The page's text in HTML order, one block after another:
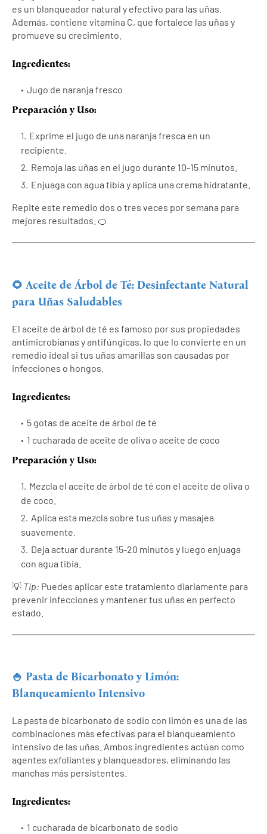
es un blanqueador natural y efectivo para las uñas.
Además, contiene vitamina C, que fortalece las uñas y
promueve su crecimiento.
Ingredientes:
Jugo de naranja fresco
Preparación y Uso:
Exprime el jugo de una naranja fresca en un
recipiente.
Remoja las uñas en el jugo durante 10-15 minutos.
Enjuaga con agua tibia y aplica una crema hidratante.
Repite este remedio dos o tres veces por semana para
mejores resultados. 🍊
🌻 Aceite de Árbol de Té: Desinfectante Natural
para Uñas Saludables
El aceite de árbol de té es famoso por sus propiedades
antimicrobianas y antifúngicas, lo que lo convierte en un
remedio ideal si tus uñas amarillas son causadas por
infecciones o hongos.
Ingredientes:
5 gotas de aceite de árbol de té
1 cucharada de aceite de oliva o aceite de coco
Preparación y Uso:
Mezcla el aceite de árbol de té con el aceite de oliva o
de coco.
Aplica esta mezcla sobre tus uñas y masajea
suavemente.
Deja actuar durante 15-20 minutos y luego enjuaga
con agua tibia.
💡 Tip: Puedes aplicar este tratamiento diariamente para
prevenir infecciones y mantener tus uñas en perfecto
estado.
🍚 Pasta de Bicarbonato y Limón:
Blanqueamiento Intensivo
La pasta de bicarbonato de sodio con limón es una de las
combinaciones más efectivas para el blanqueamiento
intensivo de las uñas. Ambos ingredientes actúan como
agentes exfoliantes y blanqueadores, eliminando las
manchas más persistentes.
Ingredientes:
1 cucharada de bicarbonato de sodio